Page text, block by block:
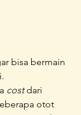
bisa bermain
cost dari
otot